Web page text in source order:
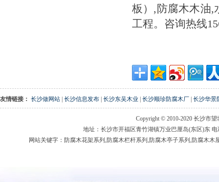
板）,防腐木木油,
工程。咨询热线
友情链接： 长沙做网站 长沙信息发布 长沙东吴木业 长沙顺珍防腐木厂 长沙华景
Copyright © 2010-2020 长沙市
地址：长沙市开福区青竹湖镇万业巴厘岛(东区)东 电
网站关键字： 防腐木花架系列 , 防腐木栏杆系列 , 防腐木亭子系列 , 防腐木木